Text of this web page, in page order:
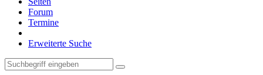
Forum
Termine
Erweiterte Suche